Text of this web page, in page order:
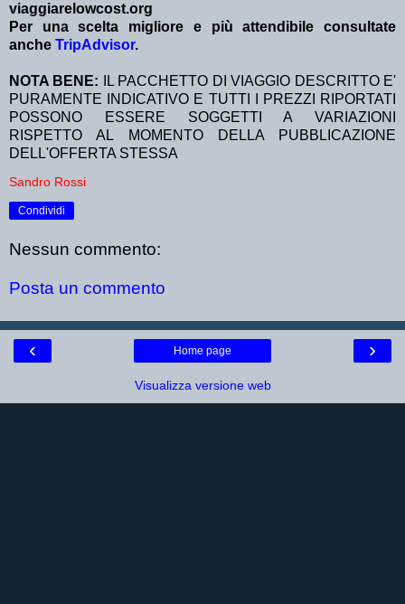
viaggiarelowcost.org
Per una scelta migliore e più attendibile consultate
anche TripAdvisor.
NOTA BENE:
IL PACCHETTO DI VIAGGIO DESCRITTO E'
PURAMENTE INDICATIVO E TUTTI I PREZZI RIPORTATI
POSSONO ESSERE SOGGETTI A VARIAZIONI
RISPETTO AL MOMENTO DELLA PUBBLICAZIONE
DELL'OFFERTA STESSA
Sandro Rossi
Condividi
Nessun commento:
Posta un commento
‹ ›
Home page
Visualizza versione web